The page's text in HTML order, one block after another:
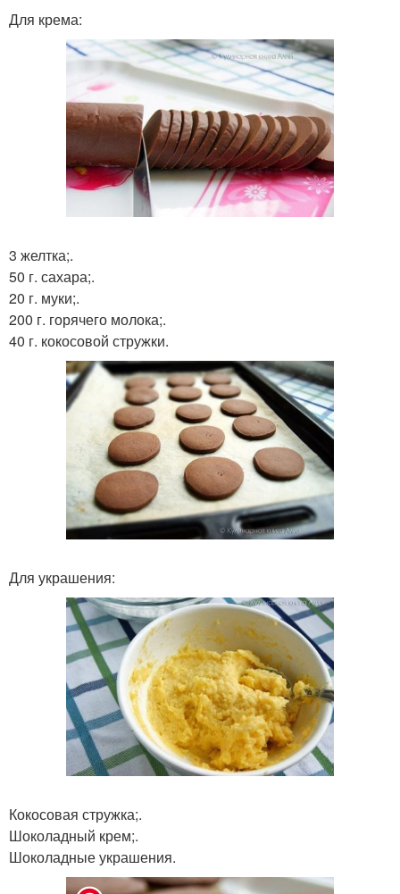
Для крема:
3 желтка;.
50 г. сахара;.
20 г. муки;.
200 г. горячего молока;.
40 г. кокосовой стружки.
Для украшения:
Кокосовая стружка;.
Шоколадный крем;.
Шоколадные украшения.